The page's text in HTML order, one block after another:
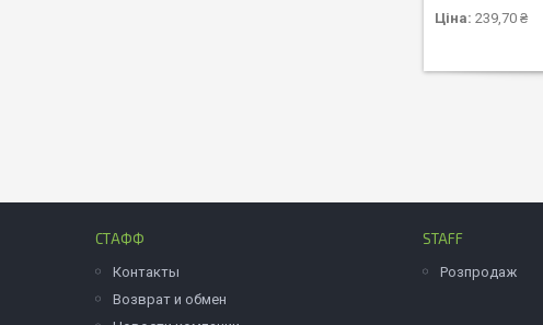
Ціна: 239,70 ₴
СТАФФ
Контакты
Возврат и обмен
STAFF
Розпродаж